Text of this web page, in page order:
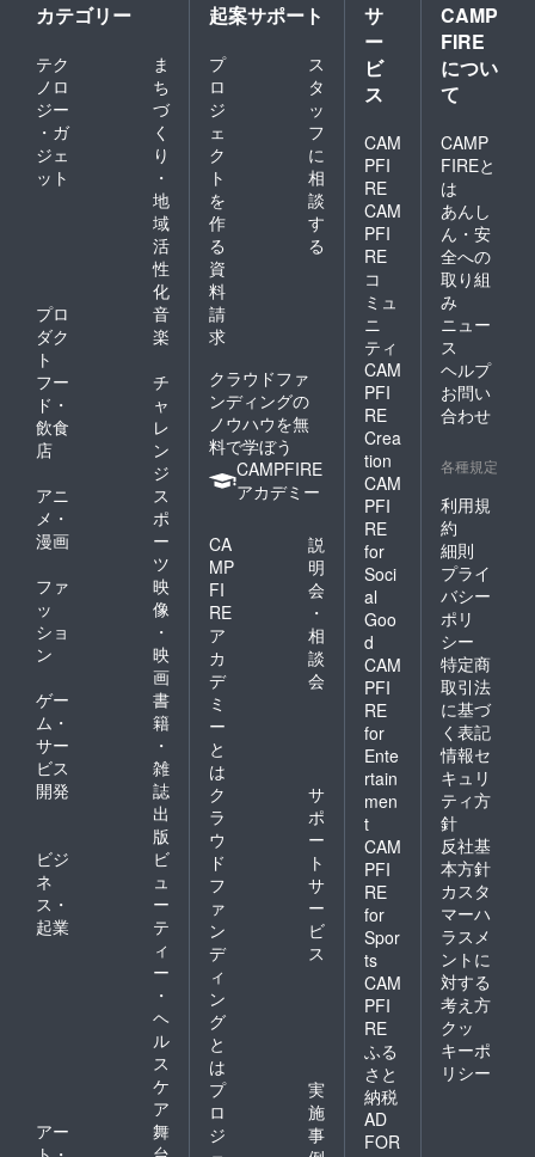
カテゴリー
テク
ノロ
ジー
・ガ
ジェ
ット
ま
ち
づ
く
り
・
地
域
活
性
化
プロ
ダク
ト
音
楽
フー
ド・
飲食
店
チ
ャ
レ
ン
ジ
アニ
メ・
漫画
ス
ポ
ー
ツ
ファ
ッ
ショ
ン
映
像
・
映
画
ゲー
ム・
サー
ビス
開発
書
籍
・
雑
誌
出
版
ビジ
ネ
ス・
起業
ビ
ュ
ー
テ
ィ
ー
・
ヘ
ル
ス
ケ
ア
アー
舞
起案サポート
プ
ロ
ジ
ェ
ク
ト
を
作
る
ス
タ
ッ
フ
に
相
談
す
る
資
料
請
求
クラウドファ
ンディングの
ノウハウを無
料で学ぼう
CAMPFIRE
アカデミー
CA
MP
FI
RE
ア
カ
デ
ミ
ー
と
は
説
明
会
・
相
談
会
ク
ラ
ウ
ド
フ
ァ
ン
デ
ィ
ン
グ
と
は
サ
ポ
ー
ト
サ
ー
ビ
ス
プ
ロ
ジ
実
施
事
サ
ー
ビ
ス
CAM
PFI
RE
CAM
PFI
RE
コ
ミュ
ニ
ティ
CAM
PFI
RE
Crea
tion
CAM
PFI
RE
for
Soci
al
Goo
d
CAM
PFI
RE
for
Ente
rtain
men
t
CAM
PFI
RE
for
Spor
ts
CAM
PFI
RE
ふる
さと
納税
AD
FOR
CAMP
FIRE
につい
て
CAMP
FIREと
は
あんし
ん・安
全への
取り組
み
ニュー
ス
ヘルプ
お問い
合わせ
各種規定
利用規
約
細則
プライ
バシー
ポリ
シー
特定商
取引法
に基づ
く表記
情報セ
キュリ
ティ方
針
反社基
本方針
カスタ
マーハ
ラスメ
ントに
対する
考え方
クッ
キーポ
リシー